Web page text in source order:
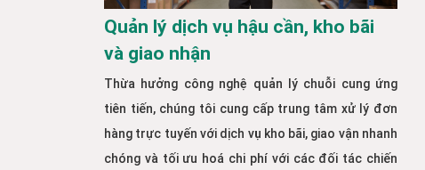
Quản lý dịch vụ hậu cần, kho bãi
và giao nhận
Thừa hưởng công nghệ quản lý chuỗi cung ứng
tiên tiến, chúng tôi cung cấp trung tâm xử lý đơn
hàng trực tuyến với dịch vụ kho bãi, giao vận nhanh
chóng và tối ưu hoá chi phí với các đối tác chiến